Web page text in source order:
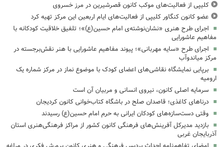
کلیپی از فعالیت‌های موکب کانون قصرشیرین در مرز خسروی
عضو کانون کنگاور کلیپی از فعالیت‌های ایام اربعین این مرکز تهیه کرد
اجرای طرح هنری «نشان‌نوشته‌ی امام حسین(ع)»؛ تلفیق خلاقیت کودکانه با
مفاهیم عاشورایی
اجرای طرح «سایه مهربانی»؛ پیوند مفاهیم عاشورایی با هنر نقش‌برجسته در
مرکز میاندوآب
برپایی نمایشگاه نقاشی‌های اعضای کودک با موضوع نماز در مرکز شماره یک
ارومیه
سرمایه اصلی کانون، نیروی انسانی و مربیان آن است
درناهای کاغذی؛ قاصدان صلح در باشگاه کتاب‌خوانی کانون کردیجان
وقتی دست‌سازه‌های کودکان ایرانی به حرم امام حسین(ع) رسیدند
بازدید مدیرکل آفرینش‌های فرهنگی کانون کشور از مراکز فرهنگی‌هنری استان
آذربایجان غربی